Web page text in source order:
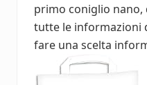
primo coniglio
tutte le informazioni
fare una scelta